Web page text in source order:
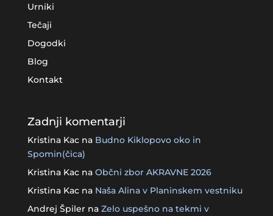
Urniki
Tečaji
Dogodki
Blog
Kontakt
Zadnji komentarji
Kristina Kacna Budno Kiklopovo oko in
Spomin(čica)
Kristina Kacna Občni zbor AKRAVNE 2026
Kristina Kacna Naša Alina v Planinskem vestniku
Andrej Špilerna Zelo uspešno na tekmi v